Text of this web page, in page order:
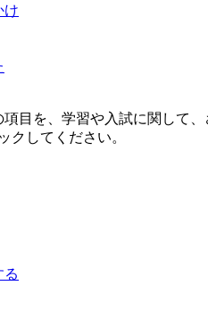
け
項目を、学習や入試に関して
クしてください。
る